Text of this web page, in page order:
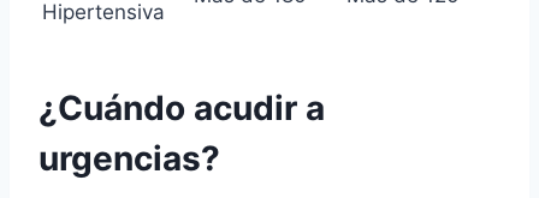
Hipertensiva
¿Cuándo acudir a
urgencias?